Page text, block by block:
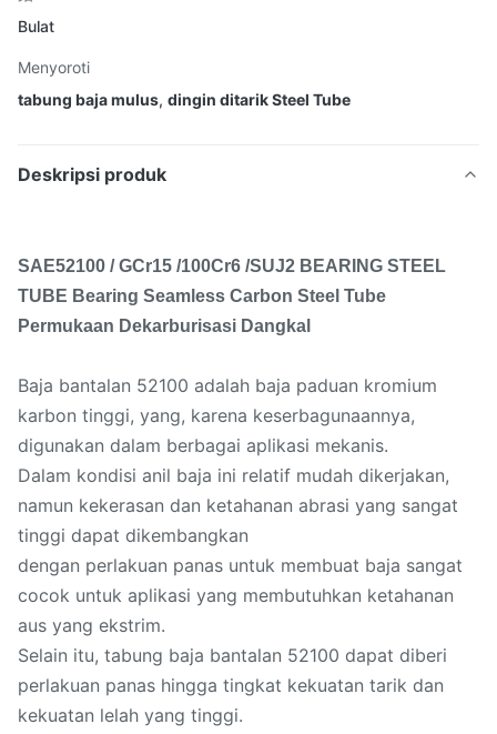
Bulat
Menyoroti
tabung baja mulus, dingin ditarik Steel Tube
Deskripsi produk
SAE52100 / GCr15 /100Cr6 /SUJ2 BEARING STEEL
TUBE Bearing Seamless Carbon Steel Tube
Permukaan Dekarburisasi Dangkal
Baja bantalan 52100 adalah baja paduan kromium
karbon tinggi, yang, karena keserbagunaannya,
digunakan dalam berbagai aplikasi mekanis.
Dalam kondisi anil baja ini relatif mudah dikerjakan,
namun kekerasan dan ketahanan abrasi yang sangat
tinggi dapat dikembangkan
dengan perlakuan panas untuk membuat baja sangat
cocok untuk aplikasi yang membutuhkan ketahanan
aus yang ekstrim.
Selain itu, tabung baja bantalan 52100 dapat diberi
perlakuan panas hingga tingkat kekuatan tarik dan
kekuatan lelah yang tinggi.